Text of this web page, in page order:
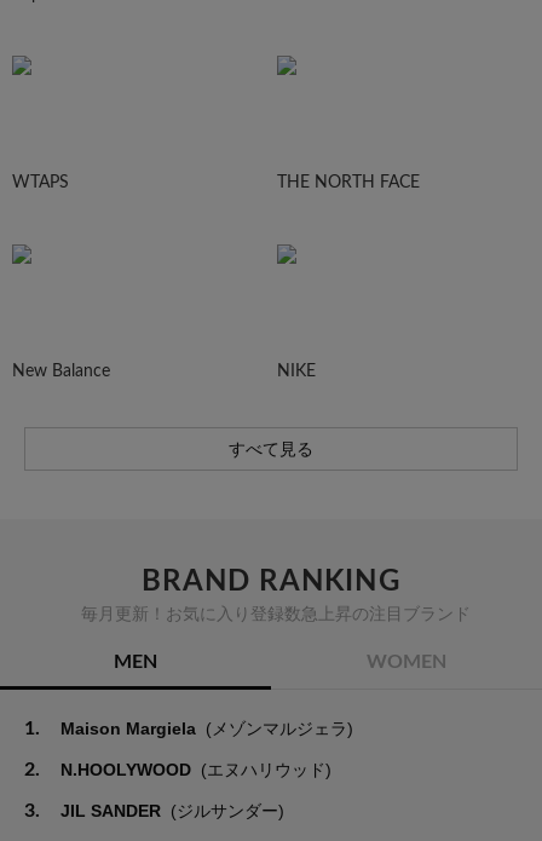
WTAPS THE NORTH FACE
New Balance NIKE
すべて見る
BRAND RANKING
毎月更新！お気に入り登録数急上昇の注目ブランド
MEN WOMEN
1. Maison Margiela (メゾンマルジェラ)
2. N.HOOLYWOOD (エヌハリウッド)
3. JIL SANDER (ジルサンダー)